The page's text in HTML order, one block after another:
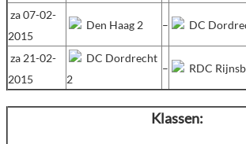
za 07-02-
2015
Den Haag 2 – DC
za 21-02-
2015
DC Dordrecht
2
– RDC
Klassen: